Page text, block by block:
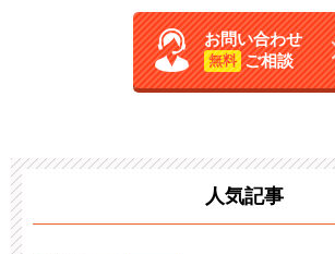
お問い合わせ
無料 ご相談
人気記事